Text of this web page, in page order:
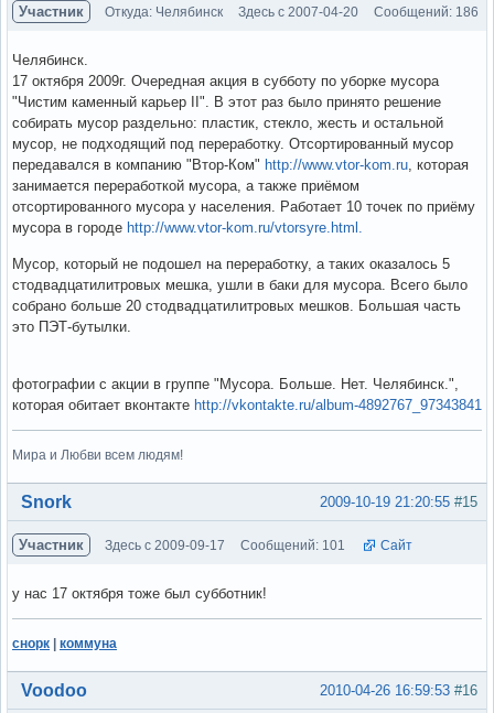
Участник Откуда: Челябинск Здесь с 2007-04-20 Сообщений: 186
Челябинск.
17 октября 2009г. Очередная акция в субботу по уборке мусора
"Чистим каменный карьер II". В этот раз было принято решение
собирать мусор раздельно: пластик, стекло, жесть и остальной
мусор, не подходящий под переработку. Отсортированный мусор
передавался в компанию "Втор-Ком" http://www.vtor-kom.ru, которая
занимается переработкой мусора, а также приёмом
отсортированного мусора у населения. Работает 10 точек по приёму
мусора в городе http://www.vtor-kom.ru/vtorsyre.html.
Мусор, который не подошел на переработку, а таких оказалось 5
стодвадцатилитровых мешка, ушли в баки для мусора. Всего было
собрано больше 20 стодвадцатилитровых мешков. Большая часть
это ПЭТ-бутылки.
фотографии с акции в группе "Мусора. Больше. Нет. Челябинск.",
которая обитает вконтакте http://vkontakte.ru/album-4892767_97343841
Мира и Любви всем людям!
Вне форума #15
2009-10-19 21:20:55
Snork
Участник Здесь с 2009-09-17 Сообщений: 101 Сайт
у нас 17 октября тоже был субботник!
снорк коммуна
Вне форума #16
2010-04-26 16:59:53
Voodoo